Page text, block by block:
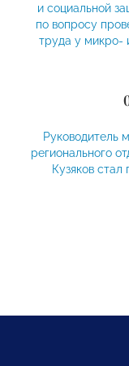
и социальной
по вопросу
труда у микро-
Руководитель
регионального
Кузяков